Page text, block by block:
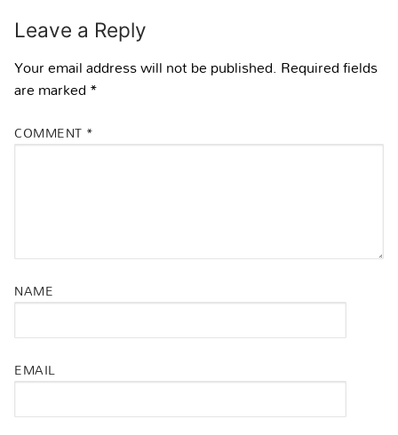
Leave a Reply
Your email address will not be published. Required fields
are marked*
COMMENT *
NAME
EMAIL